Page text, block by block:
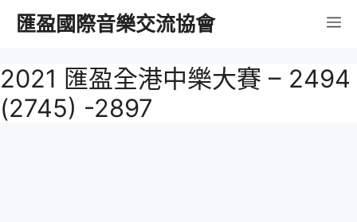
容
匯盈國際音樂交流協會 選
單
2021 匯盈全港中樂大賽 – 2494
(2745) -2897